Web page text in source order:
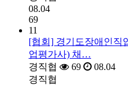
08.04
69
11
[협회] 경기도장애인직
업평가사) 채…
경직협
69
08.04
경직협